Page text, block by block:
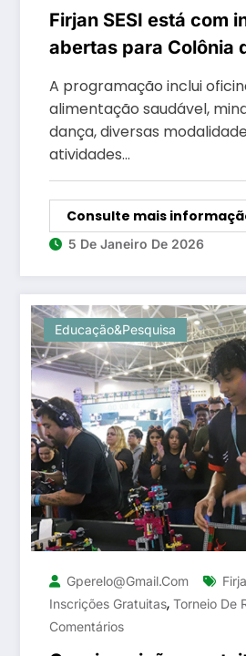
Firjan SESI está com
abertas para Colônia
A programação inclui
alimentação saudável,
dança, diversas
atividades…
Consulte mais
5 De Janeiro De 2026
Educação&Pesquisa
Gperelo@gmail.com
Inscrições Gratuitas, Torneio De
Comentários